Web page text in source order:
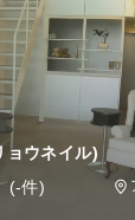
ョウネイル)
(-件)